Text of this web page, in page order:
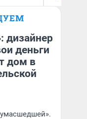
дизайнер
деньги
дом в